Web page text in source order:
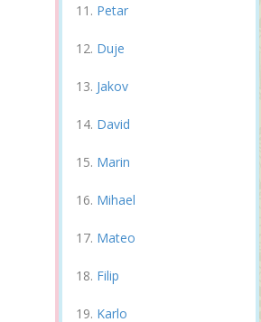
Petar
Duje
Jakov
David
Marin
Mihael
Mateo
Filip
Karlo